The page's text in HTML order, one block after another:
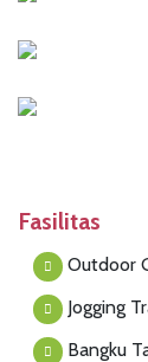
Fasilitas
Outdoor
Jogging
Bangku